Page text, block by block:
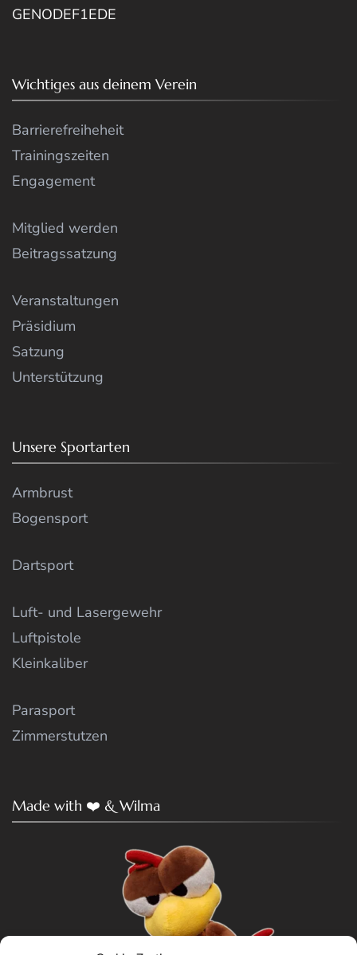
GENODEF1EDE
Wichtiges aus deinem Verein
Barrierefreiheheit
Trainingszeiten
Engagement
Mitglied werden
Beitragssatzung
Veranstaltungen
Präsidium
Satzung
Unterstützung
Unsere Sportarten
Armbrust
Bogensport
Dartsport
Luft- und Lasergewehr
Luftpistole
Kleinkaliber
Parasport
Zimmerstutzen
Made with ❤️ & Wilma